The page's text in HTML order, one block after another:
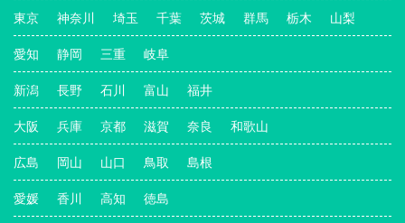
東京 神奈川 埼玉 千葉 茨城 群馬 栃木 山梨
愛知 静岡 三重 岐阜
新潟 長野 石川 富山 福井
大阪 兵庫 京都 滋賀 奈良 和歌山
広島 岡山 山口 鳥取 島根
愛媛 香川 高知 徳島